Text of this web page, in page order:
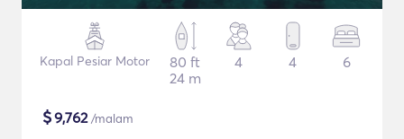
Kapal Pesiar Motor
80 ft
24 m
4 4 6
$9,762/malam